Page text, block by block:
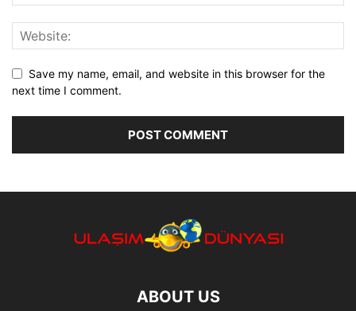
Save my name, email, and website in this browser for the
next time I comment.
ABOUT US